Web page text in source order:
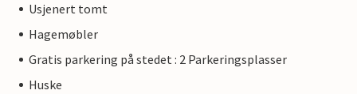
Usjenert tomt
Hagemøbler
Gratis parkering på stedet : 2 Parkeringsplasser
Huske